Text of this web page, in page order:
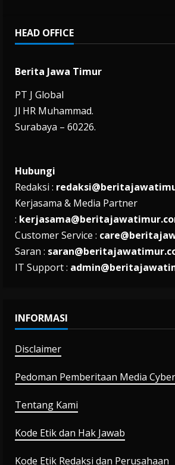
HEAD OFFICE
Berita Jawa Timur
PT J Global
Jl HR Muhammad.
Surabaya – 60226.
Hubungi
Redaksi :
Kerjasama & Media Partner
:
Customer Service :
Saran :
IT Support :
INFORMASI
Disclaimer
Pedoman Pemberitaan Media Cyber
Tentang Kami
Kode Etik dan Hak Jawab
Kode Etik Redaksi dan Perusahaan